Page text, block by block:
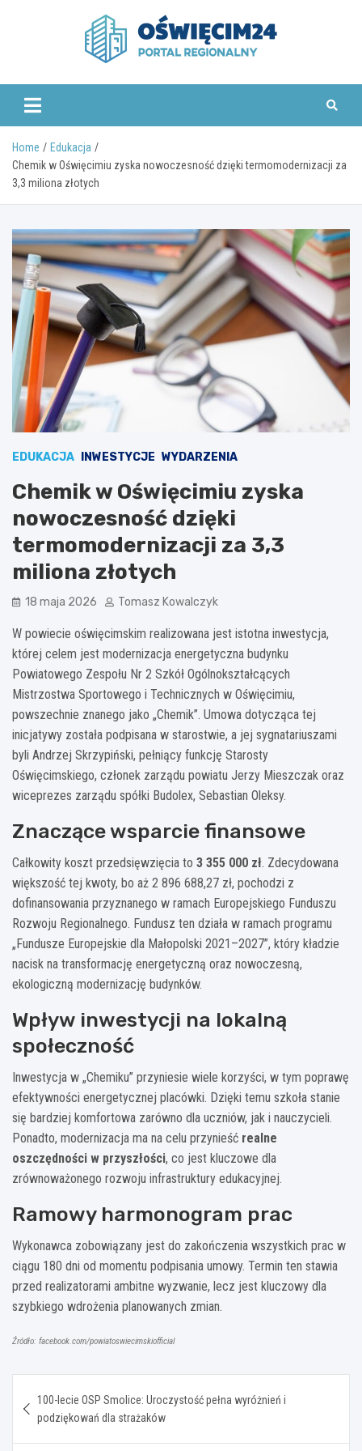
www.oswiecim24.pl
Home
Edukacja
Chemik w Oświęcimiu zyska nowoczesność dzięki termomodernizacji za
3,3 miliona złotych
EDUKACJA INWESTYCJE WYDARZENIA
Chemik w Oświęcimiu zyska
nowoczesność dzięki
termomodernizacji za 3,3
miliona złotych
18 maja 2026 Tomasz Kowalczyk
W powiecie oświęcimskim realizowana jest istotna inwestycja,
której celem jest modernizacja energetyczna budynku
Powiatowego Zespołu Nr 2 Szkół Ogólnokształcących
Mistrzostwa Sportowego i Technicznych w Oświęcimiu,
powszechnie znanego jako „Chemik”. Umowa dotycząca tej
inicjatywy została podpisana w starostwie, a jej sygnatariuszami
byli Andrzej Skrzypiński, pełniący funkcję Starosty
Oświęcimskiego, członek zarządu powiatu Jerzy Mieszczak oraz
wiceprezes zarządu spółki Budolex, Sebastian Oleksy.
Znaczące wsparcie finansowe
Całkowity koszt przedsięwzięcia to 3 355 000 zł. Zdecydowana
większość tej kwoty, bo aż 2 896 688,27 zł, pochodzi z
dofinansowania przyznanego w ramach Europejskiego Funduszu
Rozwoju Regionalnego. Fundusz ten działa w ramach programu
„Fundusze Europejskie dla Małopolski 2021–2027”, który kładzie
nacisk na transformację energetyczną oraz nowoczesną,
ekologiczną modernizację budynków.
Wpływ inwestycji na lokalną
społeczność
Inwestycja w „Chemiku” przyniesie wiele korzyści, w tym poprawę
efektywności energetycznej placówki. Dzięki temu szkoła stanie
się bardziej komfortowa zarówno dla uczniów, jak i nauczycieli.
Ponadto, modernizacja ma na celu przynieść realne
oszczędności w przyszłości, co jest kluczowe dla
zrównoważonego rozwoju infrastruktury edukacyjnej.
Ramowy harmonogram prac
Wykonawca zobowiązany jest do zakończenia wszystkich prac w
ciągu 180 dni od momentu podpisania umowy. Termin ten stawia
przed realizatorami ambitne wyzwanie, lecz jest kluczowy dla
szybkiego wdrożenia planowanych zmian.
Źródło: facebook.com/powiatoswiecimskiofficial
wpisu
100-lecie OSP Smolice: Uroczystość pełna wyróżnień i
podziękowań dla strażaków